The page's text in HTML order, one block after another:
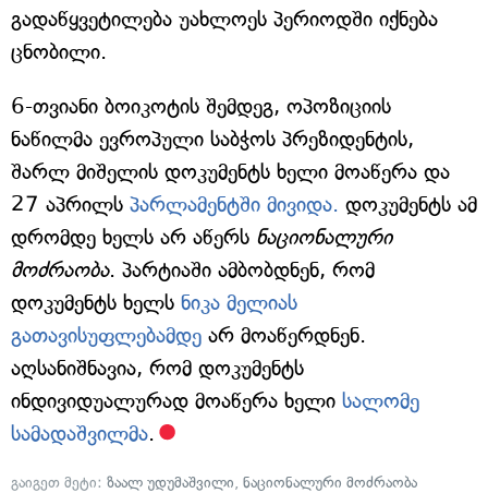
გადაწყვეტილება უახლოეს პერიოდში იქნება
ცნობილი.
6-თვიანი ბოიკოტის შემდეგ, ოპოზიციის
ნაწილმა ევროპული საბჭოს პრეზიდენტის,
შარლ მიშელის დოკუმენტს ხელი მოაწერა და
27 აპრილს პარლამენტში მივიდა. დოკუმენტს ამ
დრომდე ხელს არ აწერს ნაციონალური
მოძრაობა. პარტიაში ამბობდნენ, რომ
დოკუმენტს ხელს ნიკა მელიას
გათავისუფლებამდე არ მოაწერდნენ.
აღსანიშნავია, რომ დოკუმენტს
ინდივიდუალურად მოაწერა ხელი სალომე
სამადაშვილმა.
გაიგეთ მეტი: ზაალ უდუმაშვილი, ნაციონალური მოძრაობა